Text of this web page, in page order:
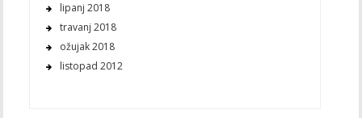
lipanj 2018
travanj 2018
ožujak 2018
listopad 2012